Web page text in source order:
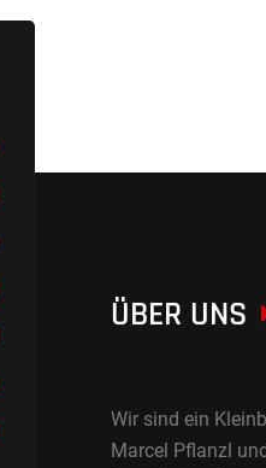
ÜBER UNS
Wir sind ein
Marcel Pflanzl